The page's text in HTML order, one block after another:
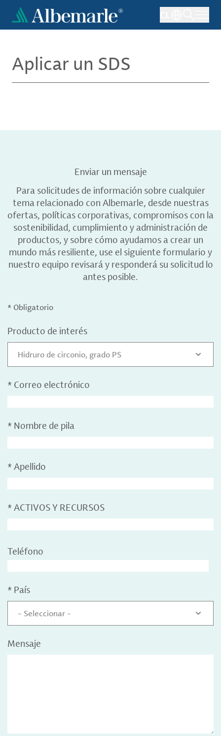
Pasar
contenido
Aplicar un SDS
Enviar un mensaje
Para solicitudes de información sobre cualquier
tema relacionado con Albemarle, desde nuestras
ofertas, políticas corporativas, compromisos con la
sostenibilidad, cumplimiento y administración de
productos, y sobre cómo ayudamos a crear un
mundo más resiliente, use el siguiente formulario y
nuestro equipo revisará y responderá su solicitud lo
antes posible.
* Obligatorio
Producto de interés
Hidruro de circonio, grado PS
* Correo electrónico
* Nombre de pila
* Apellido
* ACTIVOS Y RECURSOS
Teléfono
* País
- Seleccionar -
Mensaje